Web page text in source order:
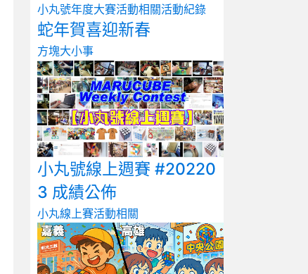
小丸號年度大賽活動相關活動紀錄
蛇年賀喜迎新春
方塊大小事
小丸號線上週賽 #20220
3 成績公佈
小丸線上賽活動相關